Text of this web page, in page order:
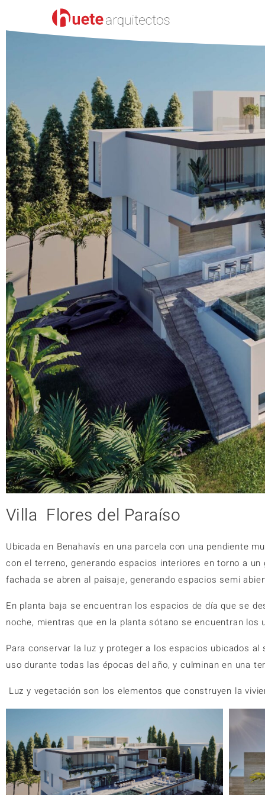
Villa Flores del Paraíso
Ubicada en Benahavís en una parcela con una pendiente
con el terreno, generando espacios interiores en torno a
fachada se abren al paisaje, generando espacios semi
En planta baja se encuentran los espacios de día que se
noche, mientras que en la planta sótano se encuentran
Para conservar la luz y proteger a los espacios ubicados
uso durante todas las épocas del año, y culminan en una
Luz y vegetación son los elementos que construyen la